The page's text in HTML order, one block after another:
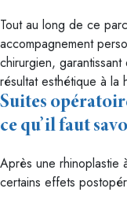
Tout au long de ce
accompagnement
chirurgien,
résultat esthétique à la
Suites
ce qu’il faut
Après une rhinoplastie
certains effets